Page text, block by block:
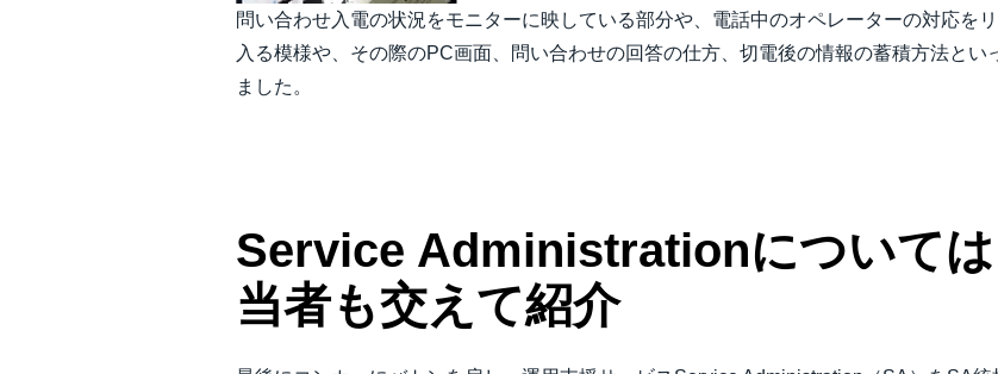
問い合わせ入電の状況をモニターに映している部分や、電話中のオペレーターの対応を
入る模様や、その際のPC画面、問い合わせの回答の仕方、切電後の情報の蓄積方法と
ました。
Service Administrationについて
当者も交えて紹介